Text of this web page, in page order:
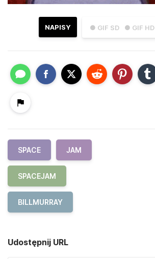
● GIF SD ● GIF HD
NAPISY
SPACE JAM
SPACEJAM
BILLMURRAY
Udostępnij URL